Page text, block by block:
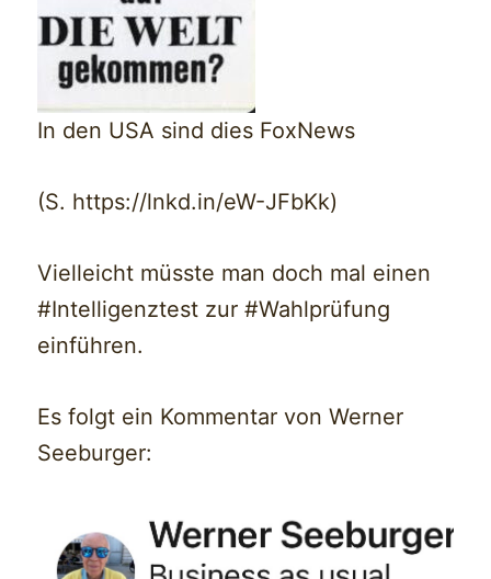
In den USA sind dies FoxNews
(S. https://lnkd.in/eW-JFbKk)
Vielleicht müsste man doch mal einen
#Intelligenztest zur #Wahlprüfung
einführen.
Es folgt ein Kommentar von Werner
Seeburger: